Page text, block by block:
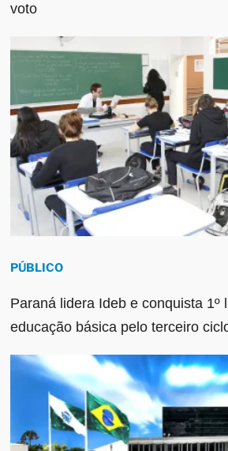
voto
PÚBLICO
Paraná lidera Ideb e conquista 1º
educação básica pelo terceiro